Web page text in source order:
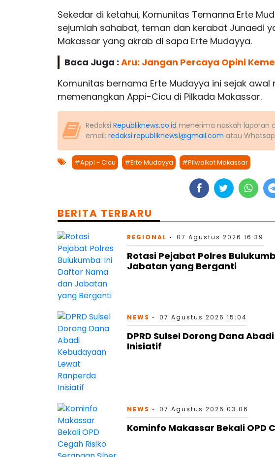
Sekedar di ketahui, Komunitas Temanna Erte
sejumlah sahabat, teman dan kerabat Junaedi
Makassar yang akrab di sapa Erte Mudayya.
Baca Juga : Aru: Jangan Percaya Opini
Komunitas bernama Erte Mudayya ini sejak
memenangkan Appi-Cicu di Pilkada Makassar.
Redaksi Republiknews.co.id menerima naskah laporan
email: redaksi.republiknews1@gmail.com atau
#Appi - Cicu #Erte Mudayya #Pilwalkot Makassar
BERITA TERBARU
REGIONAL 07 Agustus 2026 16:39
Rotasi Pejabat Polres
Jabatan yang Berganti
NEWS 07 Agustus 2026 15:04
DPRD Sulsel Dorong Dana
Inisiatif
NEWS 07 Agustus 2026 03:06
Kominfo Makassar Bekali OPD